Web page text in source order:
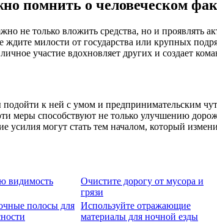
помнить о человеческом
только вложить средства, но и проявлять
милости от государства или крупных
участие вдохновляет других и создает
к ней с умом и предпринимательским
меры способствуют не только улучшению
могут стать тем началом, который
видимость
Очистите дорогу от мусора и
грязи
полосы для Используйте отражающие
материалы для ночной езды